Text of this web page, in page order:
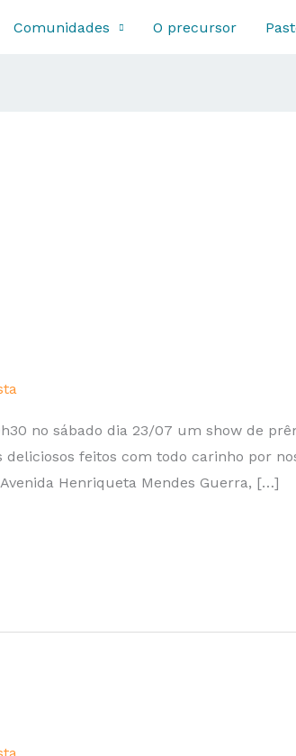
Comunidades O precursor
no sábado dia 23/07 um show de
feitos com todo carinho por
Henriqueta Mendes Guerra, […]